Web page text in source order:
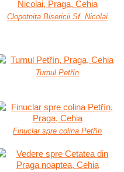
Clopotnița Bisericii Sf. Nicolai
Turnul Petřín
Finuclar spre colina Petřín